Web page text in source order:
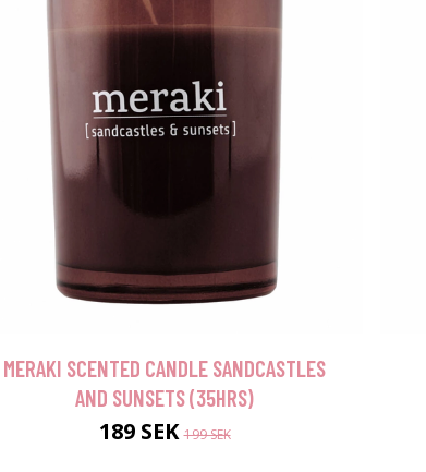
MERAKI SCENTED CANDLE SANDCASTLES
AND SUNSETS (35HRS)
189 SEK199 SEK